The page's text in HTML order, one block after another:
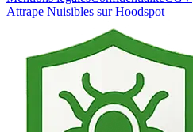
Attrape Nuisibles sur Hoodspot